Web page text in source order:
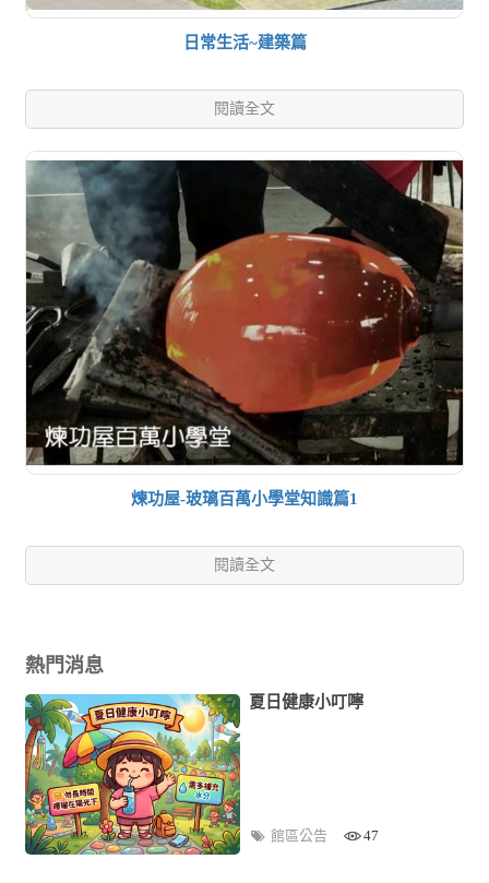
日常生活~建築篇
閱讀全文
煉功屋-玻璃百萬小學堂知識篇1
閱讀全文
熱門消息
夏日健康小叮嚀
館區公告 47